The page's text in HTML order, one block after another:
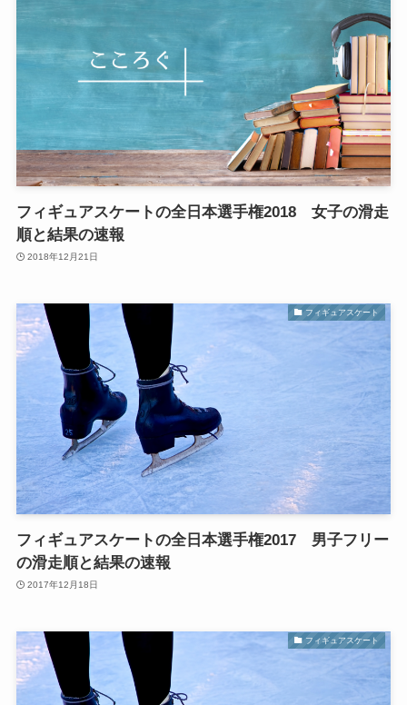
フィギュアスケートの全日本選手権2018 女子の滑走
順と結果の速報
2018年12月21日
フィギュアスケート
フィギュアスケートの全日本選手権2017 男子フリー
の滑走順と結果の速報
2017年12月18日
フィギュアスケート